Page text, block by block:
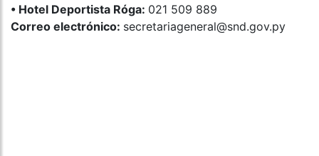
•⁠ ⁠Hotel Deportista Róga: 021 509 889
Correo electrónico: secretariageneral@snd.gov.py